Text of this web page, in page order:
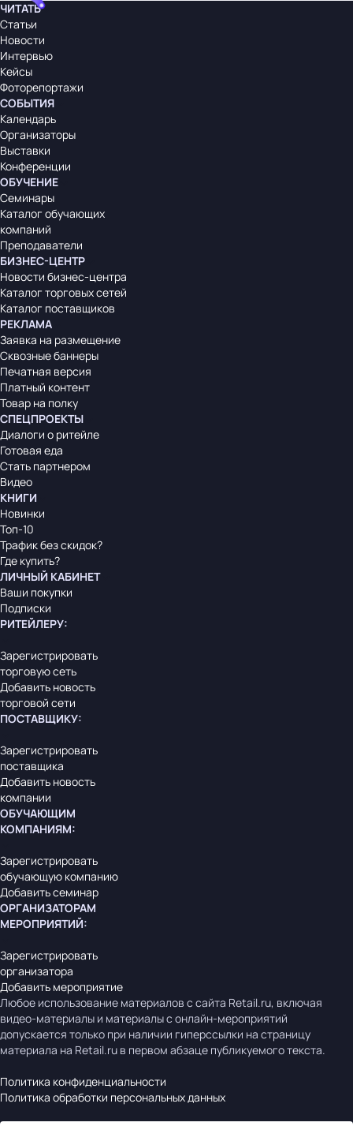
ЧИТАТЬ
Статьи
Новости
Интервью
Кейсы
Фоторепортажи
СОБЫТИЯ
Календарь
Организаторы
Выставки
Конференции
ОБУЧЕНИЕ
Семинары
Каталог обучающих
компаний
Преподаватели
БИЗНЕС-ЦЕНТР
Новости бизнес-центра
Каталог торговых сетей
Каталог поставщиков
РЕКЛАМА
Заявка на размещение
Сквозные баннеры
Печатная версия
Платный контент
Товар на полку
СПЕЦПРОЕКТЫ
Диалоги о ритейле
Готовая еда
Стать партнером
Видео
КНИГИ
Новинки
Топ-10
Трафик без скидок?
Где купить?
ЛИЧНЫЙ КАБИНЕТ
Ваши покупки
Подписки
РИТЕЙЛЕРУ:
Зарегистрировать
торговую сеть
Добавить новость
торговой сети
ПОСТАВЩИКУ:
Зарегистрировать
поставщика
Добавить новость
компании
ОБУЧАЮЩИМ
КОМПАНИЯМ:
Зарегистрировать
обучающую компанию
Добавить семинар
ОРГАНИЗАТОРАМ
МЕРОПРИЯТИЙ:
Зарегистрировать
организатора
Добавить мероприятие
Любое использование материалов с сайта Retail.ru, включая
видео-материалы и материалы с онлайн-мероприятий
допускается только при наличии гиперссылки на страницу
материала на Retail.ru в первом абзаце публикуемого текста.
Политика конфиденциальности
Политика обработки персональных данных